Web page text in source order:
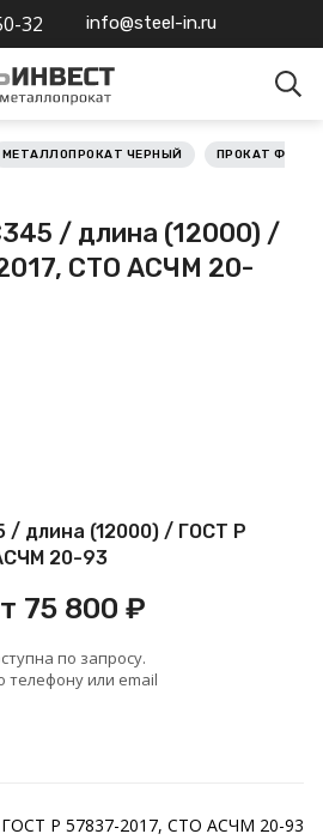
32 info@steel-in.ru
МЕТАЛЛОПРОКАТ ЧЕРНЫЙ ПРОКАТ
/ длина (12000) /
СТО АСЧМ 20-
/ длина (12000) / ГОСТ Р
20-93
75 800 ₽
по запросу.
телефону или email
ГОСТ Р 57837-2017, СТО АСЧМ 20-93